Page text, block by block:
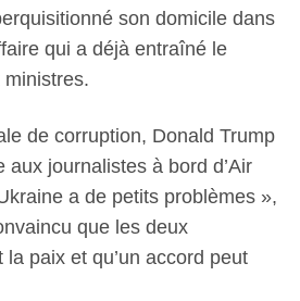
son domicile dans
qui a déjà entraîné le
de corruption, Donald Trump
aux journalistes à bord d’Air
a de petits problèmes »,
que les deux
paix et qu’un accord peut